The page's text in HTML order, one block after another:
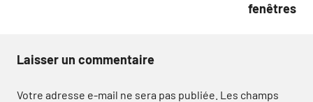
fenêtres
Laisser un commentaire
Votre adresse e-mail ne sera pas publiée. Les champs